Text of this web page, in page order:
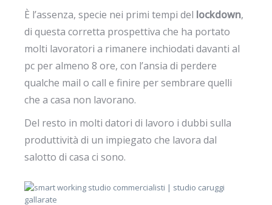
È l’assenza, specie nei primi tempi del lockdown,
di questa corretta prospettiva che ha portato
molti lavoratori a rimanere inchiodati davanti al
pc per almeno 8 ore, con l’ansia di perdere
qualche mail o call e finire per sembrare quelli
che a casa non lavorano.
Del resto in molti datori di lavoro i dubbi sulla
produttività di un impiegato che lavora dal
salotto di casa ci sono.